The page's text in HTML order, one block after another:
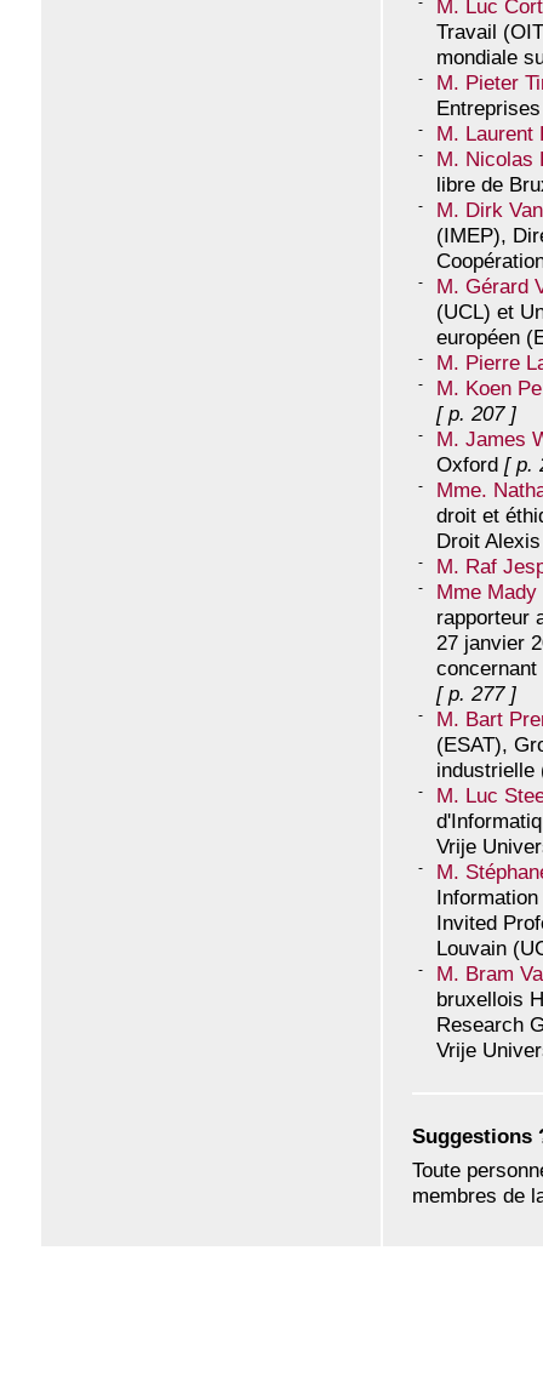
M. Luc
Travail
mondiale
M. Pieter
M. Laurent
M. Nicolas
libre de
M. Dirk
(IMEP),
M. Gérard
(UCL) et
européen
M. Pierre
M. Koen
[ p. 207 ]
M. James
Oxford [ p.
Mme.
droit et
Droit
M. Raf
Mme
rapporteur
27 janvier
[ p. 277 ]
M. Bart
(ESAT),
industrielle
M. Luc
Vrije
M.
Invited
Louvain
M. Bram
bruxellois
Research
Vrije
Suggestions
Toute
membres de